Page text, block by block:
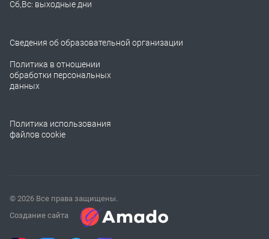
Сб,Вс: выходные дни
Сведения об образовательной организации
Политика в отношении
обработки персональных
данных
Политика использования
файлов cookie
© 2026 Все права защищены.
Создание сайта